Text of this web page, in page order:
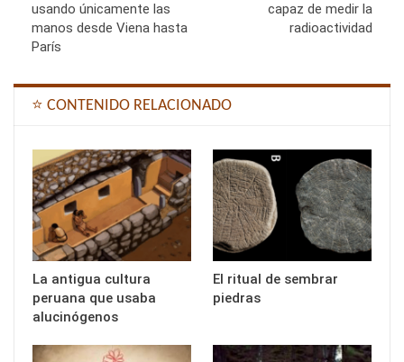
usando únicamente las
manos desde Viena hasta
París
capaz de medir la
radioactividad
⭐ CONTENIDO RELACIONADO
La antigua cultura
peruana que usaba
alucinógenos
El ritual de sembrar
piedras